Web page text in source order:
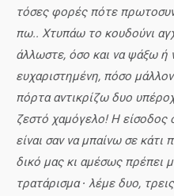
τόσες φορές πότε
πω.. Χτυπάω το κουδούνι
άλλωστε, όσο και να ψάξω ή
ευχαριστημένη, πόσο
πόρτα αντικρίζω δυο
ζεστό χαμόγελο! Η
είναι σαν να μπαίνω σε κάτι
δικό μας κι αμέσως πρέπει
τρατάρισμα ∙ λέμε δυο,